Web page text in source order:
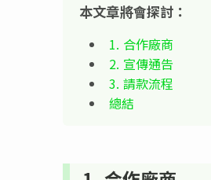
本文章將會探討：
1. 合作廠商
2. 宣傳通告
3. 請款流程
總結